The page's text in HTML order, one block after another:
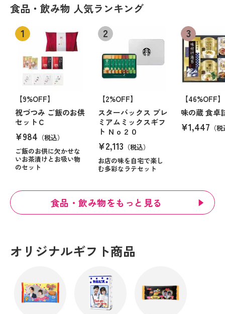
食品・飲み物 人気ランキング
【9%OFF】
祝づつみ ご飯のお供
セットＣ
¥984 （税込）
ご飯のお供に欠かせな
いお茶漬けとお吸い物
のセット
【2%OFF】
スターバックス プレ
ミアムミックスギフ
ト Ｎｏ２０
¥2,113 （税込）
お店の味を自宅で楽し
む多彩なラテセット
【46%OFF】
味の蔵 食卓
¥1,447 （
食品・飲み物をもっと見る
オリジナルギフト商品